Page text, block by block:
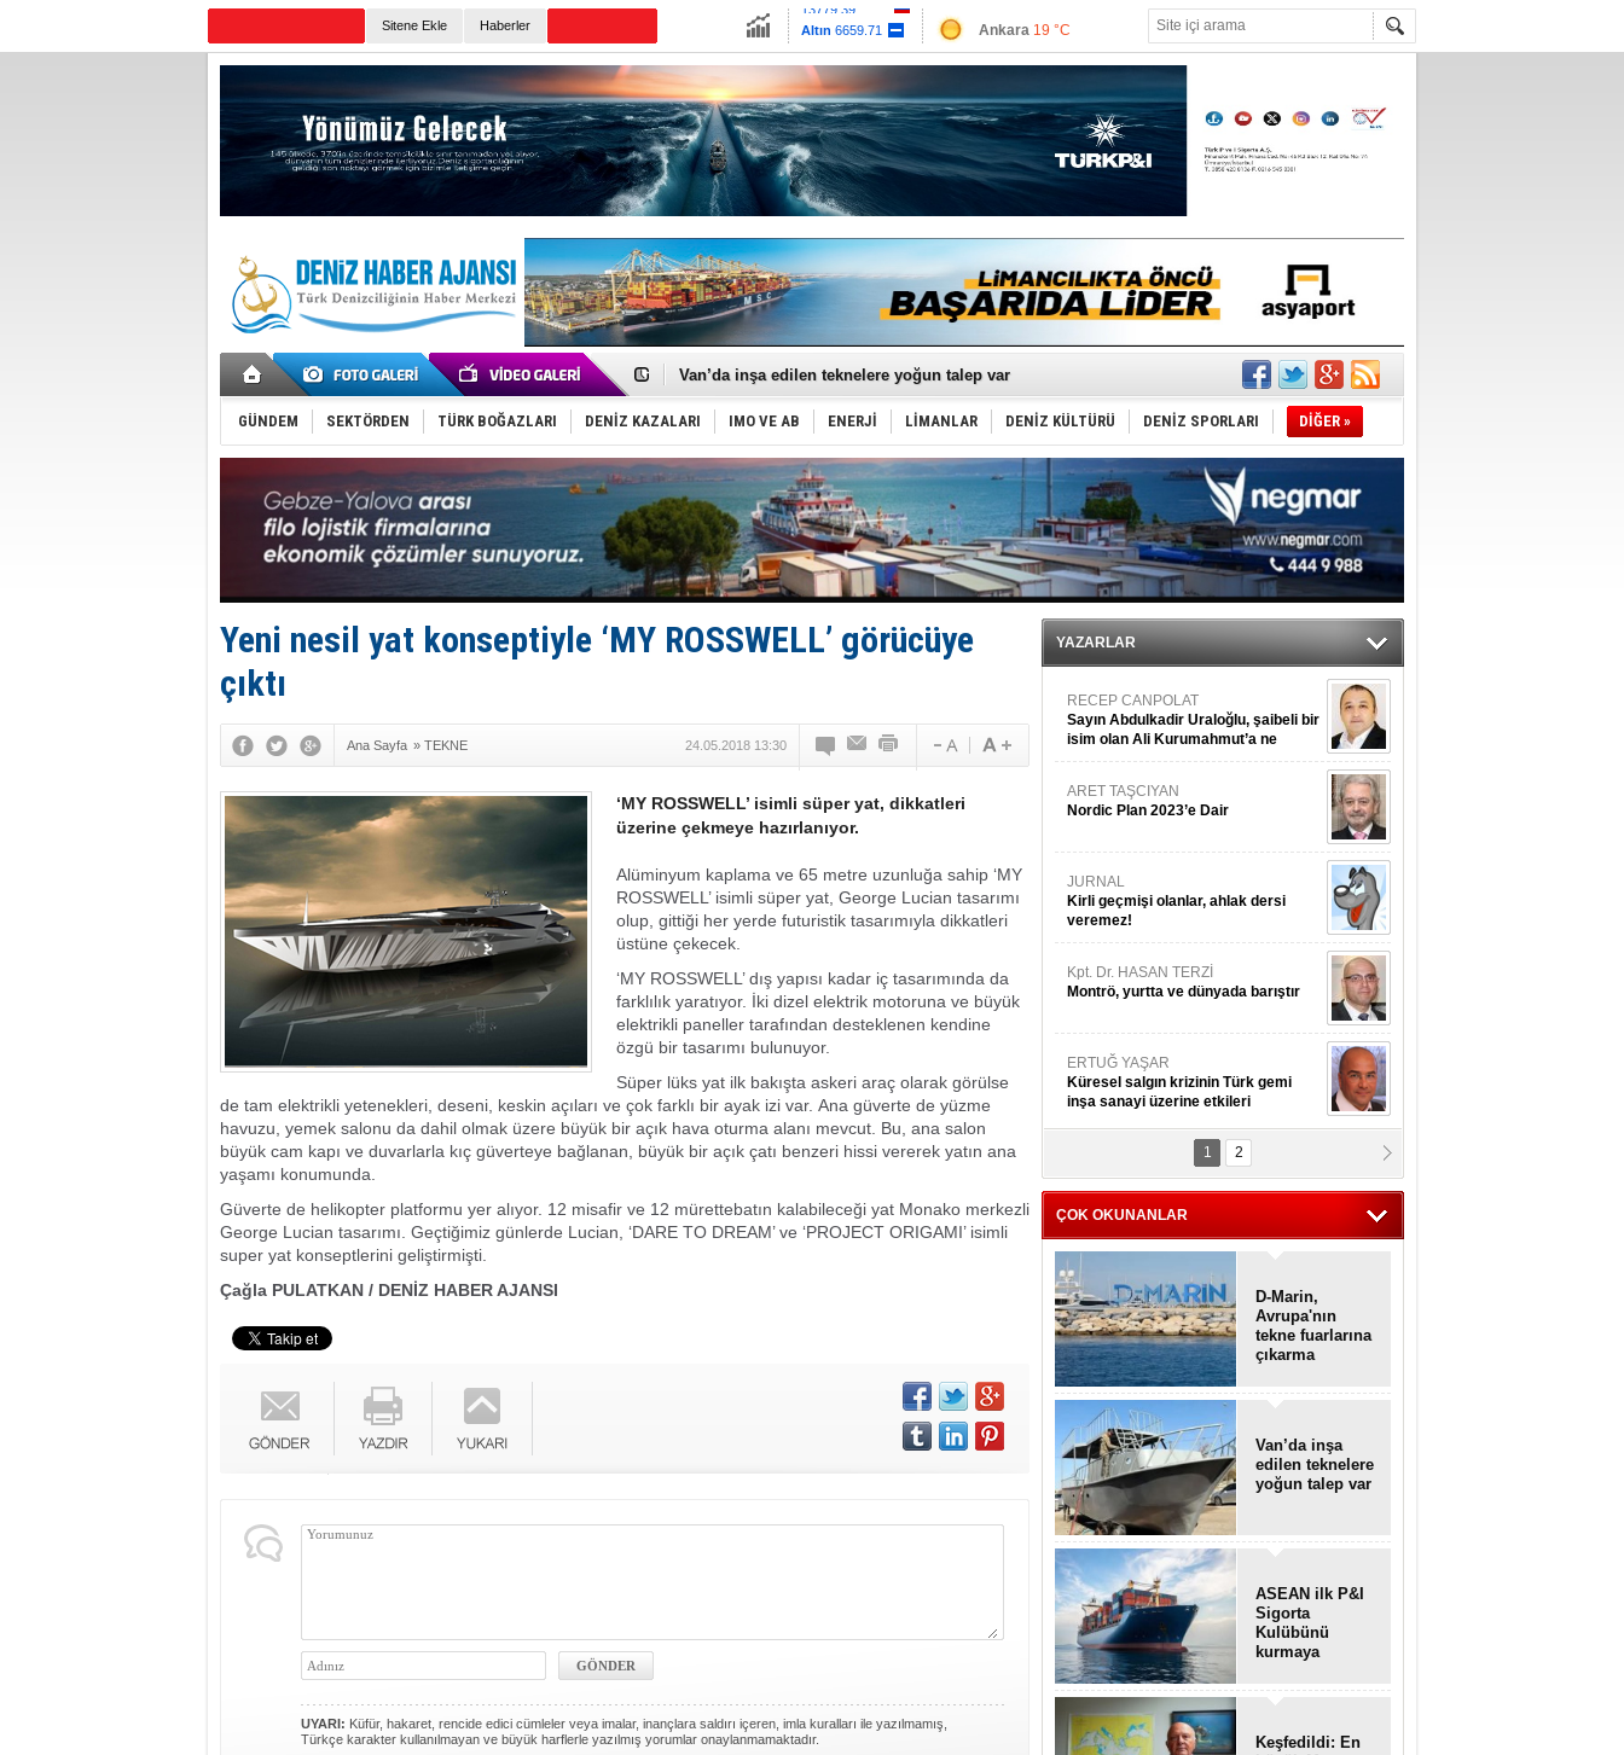
Sitene Ekle Haberler
Altın 6659.71
Euro55.1258
Ankara 19 °C
Antalya26 °C
Muğla 21 °C
Çanakkale 20 °C
Keşfedildi: En büyük Mercan Ormanı!
Van’da inşa edilen teknelere yoğun talep var
ASEAN ilk P&I Sigorta Kulübünü kurmaya hazırlanıyor
TAYK - Eker Olympos Regatta'da ilk start!
İstanbul ve Çanakkale: 6 ayda 40.000 gemi
TEKNOFEST ‘Mavi Vatan’ ziyaretçi kayıtları başladı!
Tersane işçilerinin direnişi, kazanımla sonuçlandı
İngiliz aktivistler, gemide mahsur kaldı!
FESCO, Karadeniz'de yeni sevkiyat taleplerini durdurdu
DESE, BIMCO’ya katıldı
GİMBİRDER gemi inşa yan sanayinin sorunlarını tartıştı
35 milyon TL'lik tekne projesinde karar çıktı
İnsansız cankurtaran ihalesini BlueForge kazandı
Yüzyıl sonra ilk kez dünyaya açılan gizemli ada!
GÜNDEM SEKTÖRDEN TÜRK BOĞAZLARI DENİZ KAZALARI IMO VE AB ENERJİ LİMANLAR DENİZ KÜLTÜRÜ DENİZ SPORLARI DİĞER »
Yeni nesil yat konseptiyle ‘MY ROSSWELL’ görücüye
çıktı
Ana Sayfa » TEKNE 24.05.2018 13:30
‘MY ROSSWELL’ isimli süper yat, dikkatleri
üzerine çekmeye hazırlanıyor.
Alüminyum kaplama ve 65 metre uzunluğa sahip ‘MY
ROSSWELL’ isimli süper yat, George Lucian tasarımı
olup, gittiği her yerde futuristik tasarımıyla dikkatleri
üstüne çekecek.
‘MY ROSSWELL’ dış yapısı kadar iç tasarımında da
farklılık yaratıyor. İki dizel elektrik motoruna ve büyük
elektrikli paneller tarafından desteklenen kendine
özgü bir tasarımı bulunuyor.
Süper lüks yat ilk bakışta askeri araç olarak görülse
de tam elektrikli yetenekleri, deseni, keskin açıları ve çok farklı bir ayak izi var. Ana güverte de yüzme
havuzu, yemek salonu da dahil olmak üzere büyük bir açık hava oturma alanı mevcut. Bu, ana salon
büyük cam kapı ve duvarlarla kıç güverteye bağlanan, büyük bir açık çatı benzeri hissi vererek yatın ana
yaşamı konumunda.
Güverte de helikopter platformu yer alıyor. 12 misafir ve 12 mürettebatın kalabileceği yat Monako merkezli
George Lucian tasarımı. Geçtiğimiz günlerde Lucian, ‘DARE TO DREAM’ ve ‘PROJECT ORIGAMI’ isimli
super yat konseptlerini geliştirmişti.
Çağla PULATKAN / DENİZ HABER AJANSI
UYARI: Küfür, hakaret, rencide edici cümleler veya imalar, inançlara saldırı içeren, imla kuralları ile yazılmamış,
Türkçe karakter kullanılmayan ve büyük harflerle yazılmış yorumlar onaylanmamaktadır.
YAZARLAR
RECEP CANPOLAT
Sayın Abdulkadir Uraloğlu, şaibeli bir
isim olan Ali Kurumahmut’a ne
danışıyorsunuz?
ARET TAŞCIYAN
Nordic Plan 2023’e Dair
JURNAL
Kirli geçmişi olanlar, ahlak dersi
veremez!
Kpt. Dr. HASAN TERZİ
Montrö, yurtta ve dünyada barıştır
ERTUĞ YAŞAR
Küresel salgın krizinin Türk gemi
inşa sanayi üzerine etkileri
Kpt. MESUT AZMİ GÖKSOY
ithafen...
1 2
ÇOK OKUNANLAR
D-Marin,
Avrupa'nın
tekne fuarlarına
çıkarma
Van’da inşa
edilen teknelere
yoğun talep var
ASEAN ilk P&I
Sigorta
Kulübünü
kurmaya
Keşfedildi: En